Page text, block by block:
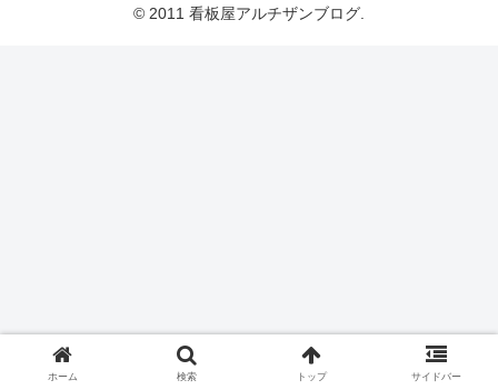
© 2011 看板屋アルチザンブログ.
ホーム 検索 トップ サイドバー